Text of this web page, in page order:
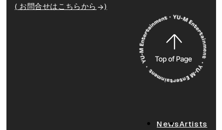
( お問合せはこちらから )
NewsArtists